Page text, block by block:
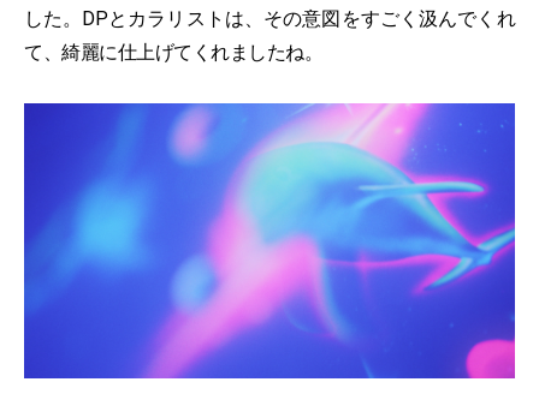
した。DPとカラリストは、その意図をすごく汲んでくれ
て、綺麗に仕上げてくれましたね。